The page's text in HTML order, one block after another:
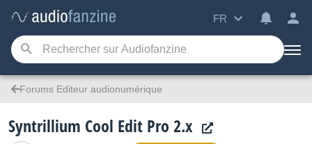
FR
Forums Editeur audionumérique
Syntrillium Cool Edit Pro 2.x